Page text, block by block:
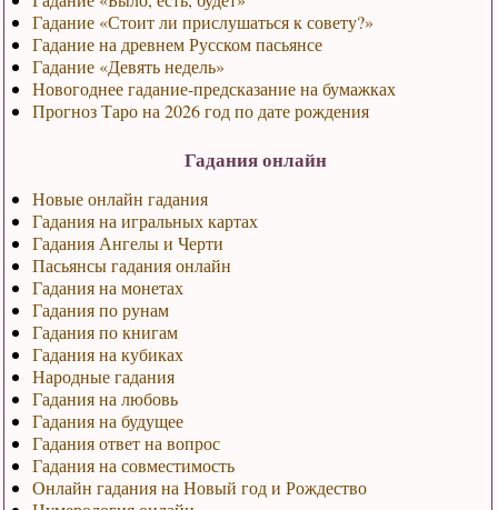
Гадание «Стоит ли прислушаться к совету?»
Гадание на древнем Русском пасьянсе
Гадание «Девять недель»
Новогоднее гадание-предсказание на бумажках
Прогноз Таро на 2026 год по дате рождения
Гадания онлайн
Новые онлайн гадания
Гадания на игральных картах
Гадания Ангелы и Черти
Пасьянсы гадания онлайн
Гадания на монетах
Гадания по рунам
Гадания по книгам
Гадания на кубиках
Народные гадания
Гадания на любовь
Гадания на будущее
Гадания ответ на вопрос
Гадания на совместимость
Онлайн гадания на Новый год и Рождество